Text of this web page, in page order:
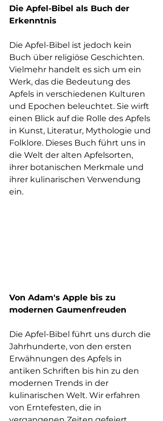
Die Apfel-Bibel als Buch der
Erkenntnis
Die Apfel-Bibel ist jedoch kein
Buch über religiöse Geschichten.
Vielmehr handelt es sich um ein
Werk, das die Bedeutung des
Apfels in verschiedenen Kulturen
und Epochen beleuchtet. Sie wirft
einen Blick auf die Rolle des Apfels
in Kunst, Literatur, Mythologie und
Folklore. Dieses Buch führt uns in
die Welt der alten Apfelsorten,
ihrer botanischen Merkmale und
ihrer kulinarischen Verwendung
ein.
Von Adam's Apple bis zu
modernen Gaumenfreuden
Die Apfel-Bibel führt uns durch die
Jahrhunderte, von den ersten
Erwähnungen des Apfels in
antiken Schriften bis hin zu den
modernen Trends in der
kulinarischen Welt. Wir erfahren
von Erntefesten, die in